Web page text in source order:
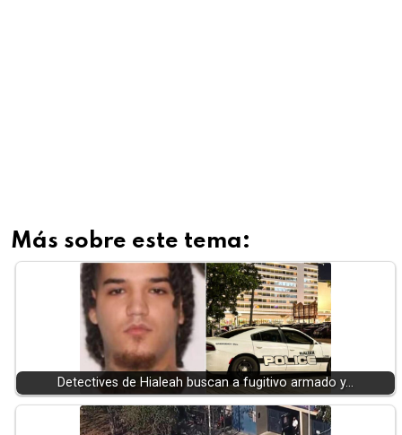
Más sobre este tema:
Detectives de Hialeah buscan a fugitivo armado y…